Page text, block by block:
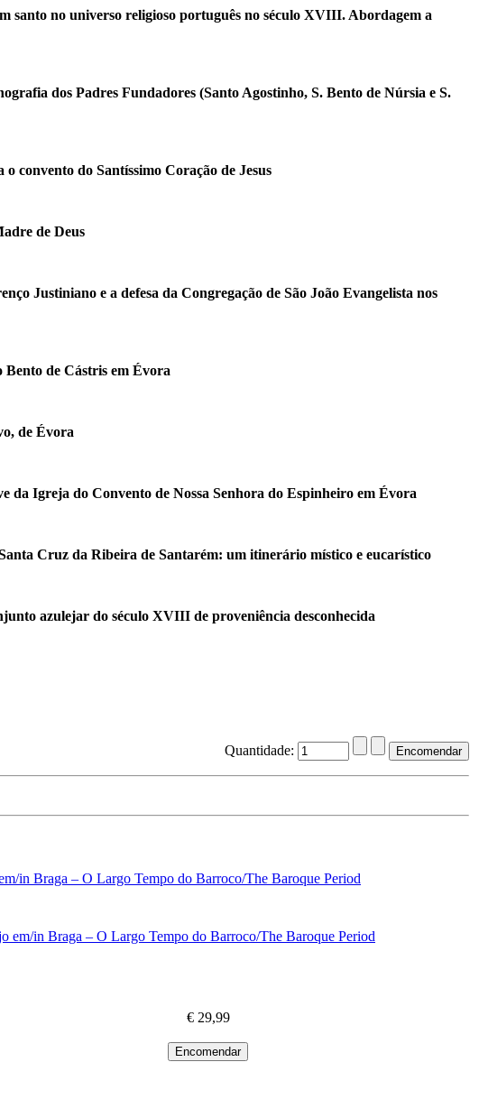
santo no universo religioso português no século XVIII. Abordagem a
dos Padres Fundadores (Santo Agostinho, S. Bento de Núrsia e S.
convento do Santíssimo Coração de Jesus
de Deus
Justiniano e a defesa da Congregação de São João Evangelista nos
Bento de Cástris em Évora
de Évora
da Igreja do Convento de Nossa Senhora do Espinheiro em Évora
Cruz da Ribeira de Santarém: um itinerário místico e eucarístico
azulejar do século XVIII de proveniência desconhecida
Quantidade:
in Braga – O Largo Tempo do Barroco/The Baroque Period
€ 29,99